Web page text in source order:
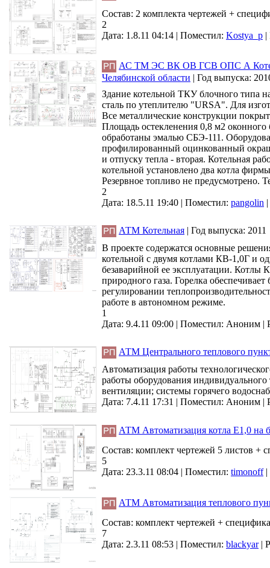
Состав: 2 комплекта чертежей +
2
Дата: 1.8.11 04:14 | Поместил: Kostya_p |
АС ТМ ЭС ВК ОВ ГСВ ОПС А
Челябинской области | Год выпуска:
Здание котельной ТКУ блочного типа
сталь по утеплителю "URSA". Для
Все металлические конструкции
Площадь остекленения 0,8 м2
обработаны эмалью СБЭ-111.
профилированный оцинкованный
и отпуску тепла - вторая. Котельная
котельной установлено два котла
Резервное топливо не предусмотрено.
2
Дата: 18.5.11 19:40 | Поместил: pangolin |
АТМ Котельная | Год выпуска: 2011
В проекте содержатся основные
котельной с двумя котлами КВ-1,0Г и
безаварийной ее эксплуатации.
природного газа. Горелка
регулировании
работе в автономном режиме.
1
Дата: 9.4.11 09:00 | Поместил: Аноним |
АТМ Центрального теплового
Автоматизация работы
работы оборудования
вентиляции; системы горячего
Дата: 7.4.11 17:31 | Поместил: Аноним |
АТМ Автоматизация котла Е1,0
Состав: комплект чертежей 5 листов +
5
Дата: 23.3.11 08:04 | Поместил: timonoff|
АТМ Автоматизация теплового
Состав: комплект чертежей +
7
Дата: 2.3.11 08:53 | Поместил: blackyar|